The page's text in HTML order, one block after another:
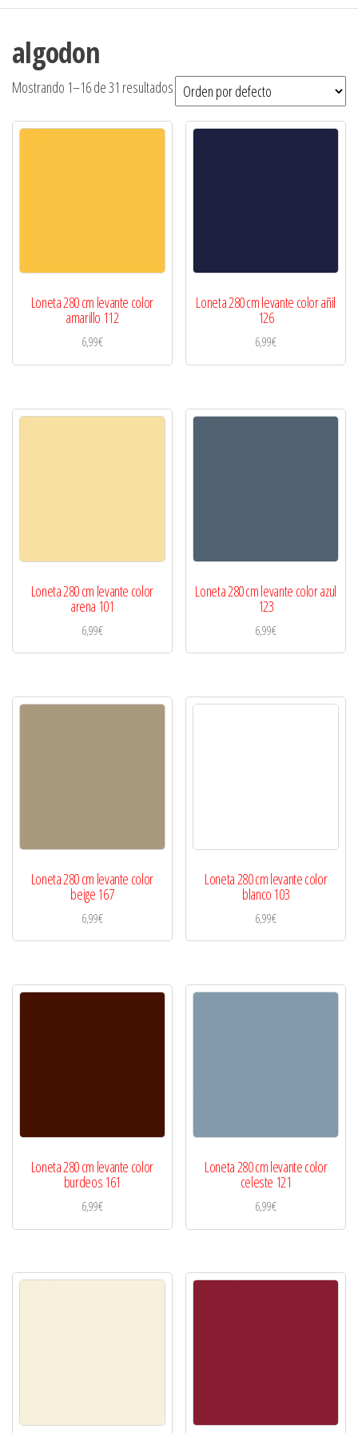
algodon
Mostrando 1–16 de 31 resultados
Loneta 280 cm levante color
amarillo 112
6,99€
Loneta 280 cm levante color añil
126
6,99€
Loneta 280 cm levante color
arena 101
6,99€
Loneta 280 cm levante color azul
123
6,99€
Loneta 280 cm levante color
beige 167
6,99€
Loneta 280 cm levante color
blanco 103
6,99€
Loneta 280 cm levante color
burdeos 161
6,99€
Loneta 280 cm levante color
celeste 121
6,99€